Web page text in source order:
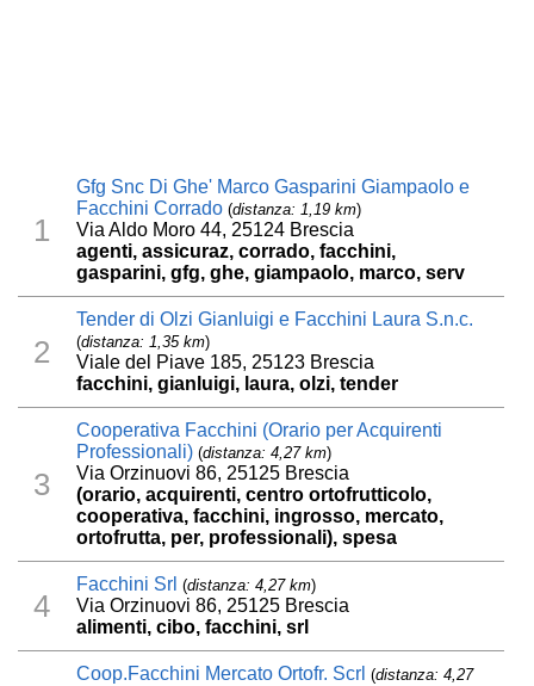
1
Gfg Snc Di Ghe' Marco Gasparini Giampaolo e
Facchini Corrado (distanza: 1,19 km)
Via Aldo Moro 44, 25124 Brescia
agenti, assicuraz, corrado, facchini,
gasparini, gfg, ghe, giampaolo, marco, serv
2
Tender di Olzi Gianluigi e Facchini Laura S.n.c.
(distanza: 1,35 km)
Viale del Piave 185, 25123 Brescia
facchini, gianluigi, laura, olzi, tender
3
Cooperativa Facchini (Orario per Acquirenti
Professionali) (distanza: 4,27 km)
Via Orzinuovi 86, 25125 Brescia
(orario, acquirenti, centro ortofrutticolo,
cooperativa, facchini, ingrosso, mercato,
ortofrutta, per, professionali), spesa
4
Facchini Srl (distanza: 4,27 km)
Via Orzinuovi 86, 25125 Brescia
alimenti, cibo, facchini, srl
Coop.Facchini Mercato Ortofr. Scrl (distanza: 4,27